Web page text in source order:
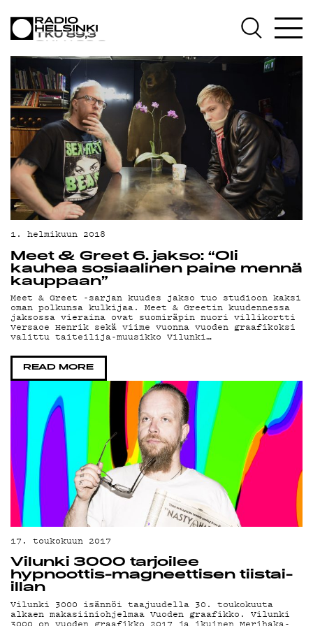
AJANKOHTAISTA
OHJELMAT
TEKIJÄT
ON-DEMAND
PODCAST
MAINOSTA
YHTEYSTIEDOT
G LIVELAB
YSTÄVÄKLUBI
TIETOSUOJA
KIRJAUDU SISÄÄN
1. helmikuun 2018
Meet & Greet 6. jakso: “Oli
kauhea sosiaalinen paine mennä
kauppaan”
Meet & Greet -sarjan kuudes jakso tuo studioon kaksi
oman polkunsa kulkijaa. Meet & Greetin kuudennessa
jaksossa vieraina ovat suomiräpin nuori villikortti
Versace Henrik sekä viime vuonna vuoden graafikoksi
valittu taiteilija-muusikko Vilunki…
READ MORE
17. toukokuun 2017
Vilunki 3000 tarjoilee
hypnoottis-magneettisen tiistai-
illan
Vilunki 3000 isännöi taajuudella 30. toukokuuta
alkaen makasiiniohjelmaa Vuoden graafikko. Vilunki
3000 on vuoden graafikko 2017 ja ikuinen Merihaka-